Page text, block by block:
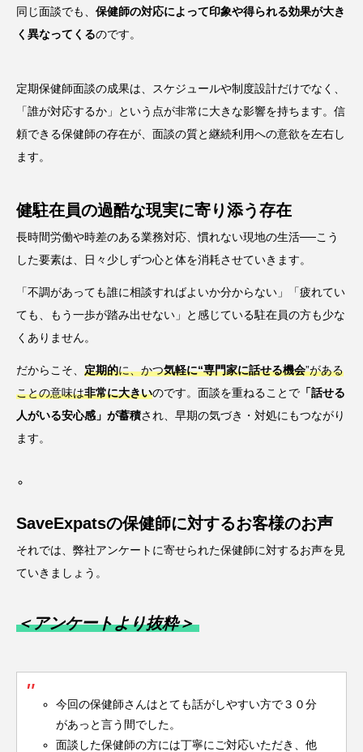
同じ面談でも、 保健師の対応によって印象や得られる効果が大き
く異なってくるのです。
定期保健師面談の成果は、スケジュールや制度設計だけでなく、
「誰が対応するか」という点が非常に大きな影響を持ちます。信
頼できる保健師の存在が、面談の質と継続利用への意欲を左右し
ます。
健駐在員の過酷な現実に寄り添う存在
長時間労働や時差のある業務対応、慣れない現地の生活──こう
した要素は、日々少しずつ心と体を消耗させていきます。
「不調があっても誰に相談すればよいか分からない」「疲れてい
ても、もう一歩が踏み出せない」と感じている駐在員の方も少な
くありません。
だからこそ、 定期的に、かつ気軽に“専門家に話せる機会”がある
ことの意味は非常に大きいのです。面談を重ねることで 「話せる
人がいる安心感」が蓄積され、早期の気づき・対処にもつながり
ます。
SaveExpatsの保健師に対するお客様のお声
それでは、弊社アンケートに寄せられた保健師に対するお声を見
ていきましょう。
＜アンケートより抜粋＞
今回の保健師さんはとても話がしやすい方で３０分
があっと言う間でした。
面談した保健師の方には丁寧にご対応いただき、他